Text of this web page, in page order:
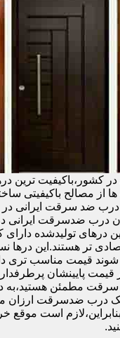
کشور،باکیفیت ترین
از مصالح باکیفیتی
ضد سرقت ایرانی در
درب ضدسرقت ایرانی
درهای تولیدشده
تر هستند.این درها
قیمت مناسب تری
پایینشان پرطرفدار
مطمئن هستید،به
یک درب ضدسرقت
است موقع